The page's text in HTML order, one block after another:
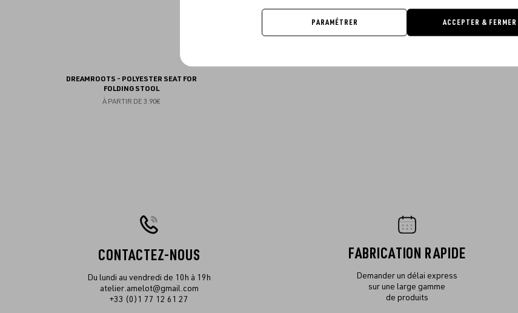
DREAMROOTS - POLYESTER SEAT FOR
FOLDING STOOL
À PARTIR DE 3.90€
CONTACTEZ-NOUS
Du lundi au vendredi de 10h à 19h
atelier.amelot@gmail.com
+33 (0)1 77 12 61 27
FABRICATION RAPIDE
Demander un délai express
sur une large gamme
de produits
PARAMÉTRER ACCEPTER & FERMER